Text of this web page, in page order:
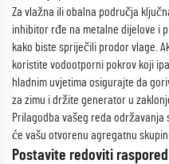
Za vlažna ili obalna područja
inhibitor rđe na metalne dijelove i
kako biste spriječili prodor vlage.
koristite vodootporni pokrov koji
hladnim uvjetima osigurajte da
za zimu i držite generator u
Prilagodba vašeg reda
će vašu otvorenu agregatnu
Postavite redoviti